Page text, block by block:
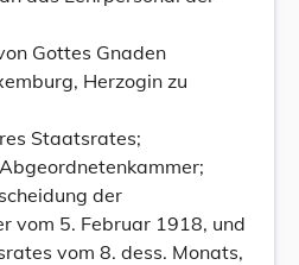
Gottes Gnaden
Herzogin zu
Staatsrates;
der
vom 5. Februar 1918, und
vom 8. dess. Monats,